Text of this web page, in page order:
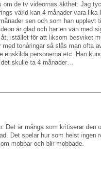
om de tv videornas äkthet: Jag
värld kan 4 månader vara lika
sen och som han upplevt
är glad och har en vän med
istället för att liksom besviket
tonåringar så slås man ofta
enskilda personerna etc. Han
skulle ta 4 månader…
Det är många som kritiserar den
Det spelar hur som helst ingen
mobbar och blir mobbade.